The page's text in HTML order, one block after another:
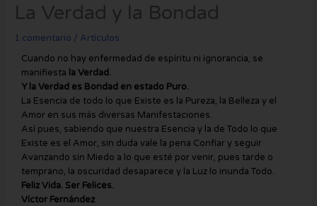
La Verdad y la Bondad
1 comentario / Artículos
Cuando no hay enfermedad de espíritu ni ignorancia, se
manifiesta la Verdad.
Y la Verdad es Bondad en estado Puro.
La Esencia de todo lo que Existe es la Pureza, la Belleza y el
Amor en sus más diversas Manifestaciones.
Así pues, sabiendo que nuestra Esencia y la de Todo lo que
Existe es el Amor, sin duda vale la pena Confiar y seguir
Avanzando sin Miedo a lo que esté por venir, pues tarde o
temprano, la oscuridad desaparece y la Luz lo inunda Todo.
Feliz Vida. Ser Felices.
Víctor Fernández